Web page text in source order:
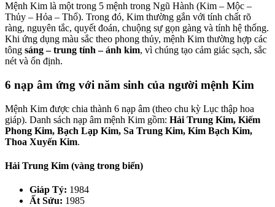
Mệnh Kim là một trong 5 mệnh trong Ngũ Hành (Kim – Mộc –
Thủy – Hỏa – Thổ). Trong đó, Kim thường gắn với tính chất rõ
ràng, nguyên tắc, quyết đoán, chuộng sự gọn gàng và tính hệ thống.
Khi ứng dụng màu sắc theo phong thủy, mệnh Kim thường hợp các
tông sáng – trung tính – ánh kim, vì chúng tạo cảm giác sạch, sắc
nét và ổn định.
6 nạp âm ứng với năm sinh của người mệnh Kim
Mệnh Kim được chia thành 6 nạp âm (theo chu kỳ Lục thập hoa
giáp). Danh sách nạp âm mệnh Kim gồm: Hải Trung Kim, Kiếm
Phong Kim, Bạch Lạp Kim, Sa Trung Kim, Kim Bạch Kim,
Thoa Xuyến Kim.
Hải Trung Kim (vàng trong biển)
Giáp Tý: 1984
Ất Sửu: 1985